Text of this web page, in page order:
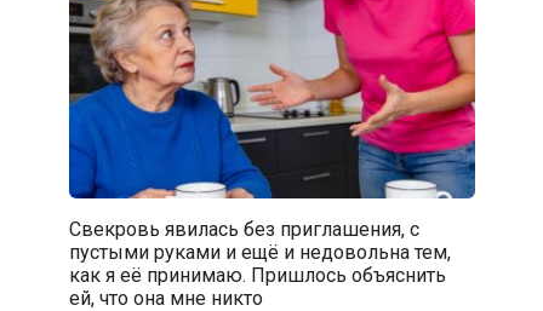
Свекровь явилась без приглашения, с
пустыми руками и ещё и недовольна тем,
как я её принимаю. Пришлось объяснить
ей, что она мне никто